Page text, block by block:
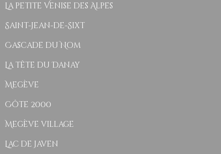
La petite Venise des Alpes
Saint-Jean-de-Sixt
Cascade du Nom
La tête du Danay
Megève
Côte 2000
Megève village
Lac de Javen